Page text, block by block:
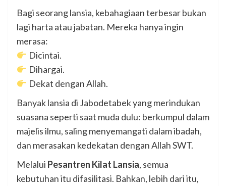
Bagi seorang lansia, kebahagiaan terbesar bukan
lagi harta atau jabatan. Mereka hanya ingin
merasa:
Dicintai.
Dihargai.
Dekat dengan Allah.
Banyak lansia di Jabodetabek yang merindukan
suasana seperti saat muda dulu: berkumpul dalam
majelis ilmu, saling menyemangati dalam ibadah,
dan merasakan kedekatan dengan Allah SWT.
Melalui Pesantren Kilat Lansia, semua
kebutuhan itu difasilitasi. Bahkan, lebih dari itu,